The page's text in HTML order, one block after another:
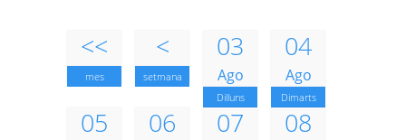
<<
mes
<
setmana
03
Ago
Dilluns
04
Ago
Dimarts
05 06 07 08